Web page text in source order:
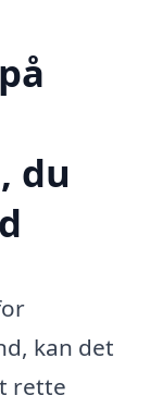
du
kan det
rette